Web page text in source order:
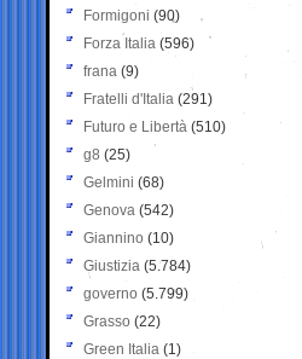
Formigoni (90)
Forza Italia (596)
frana (9)
Fratelli d'Italia (291)
Futuro e Libertà (510)
g8 (25)
Gelmini (68)
Genova (542)
Giannino (10)
Giustizia (5.784)
governo (5.799)
Grasso (22)
Green Italia (1)